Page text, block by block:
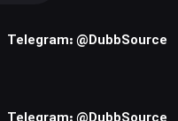
Telegram: @DubbSource